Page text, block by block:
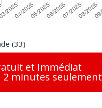
(33)
et Immédiat
2 minutes seulement